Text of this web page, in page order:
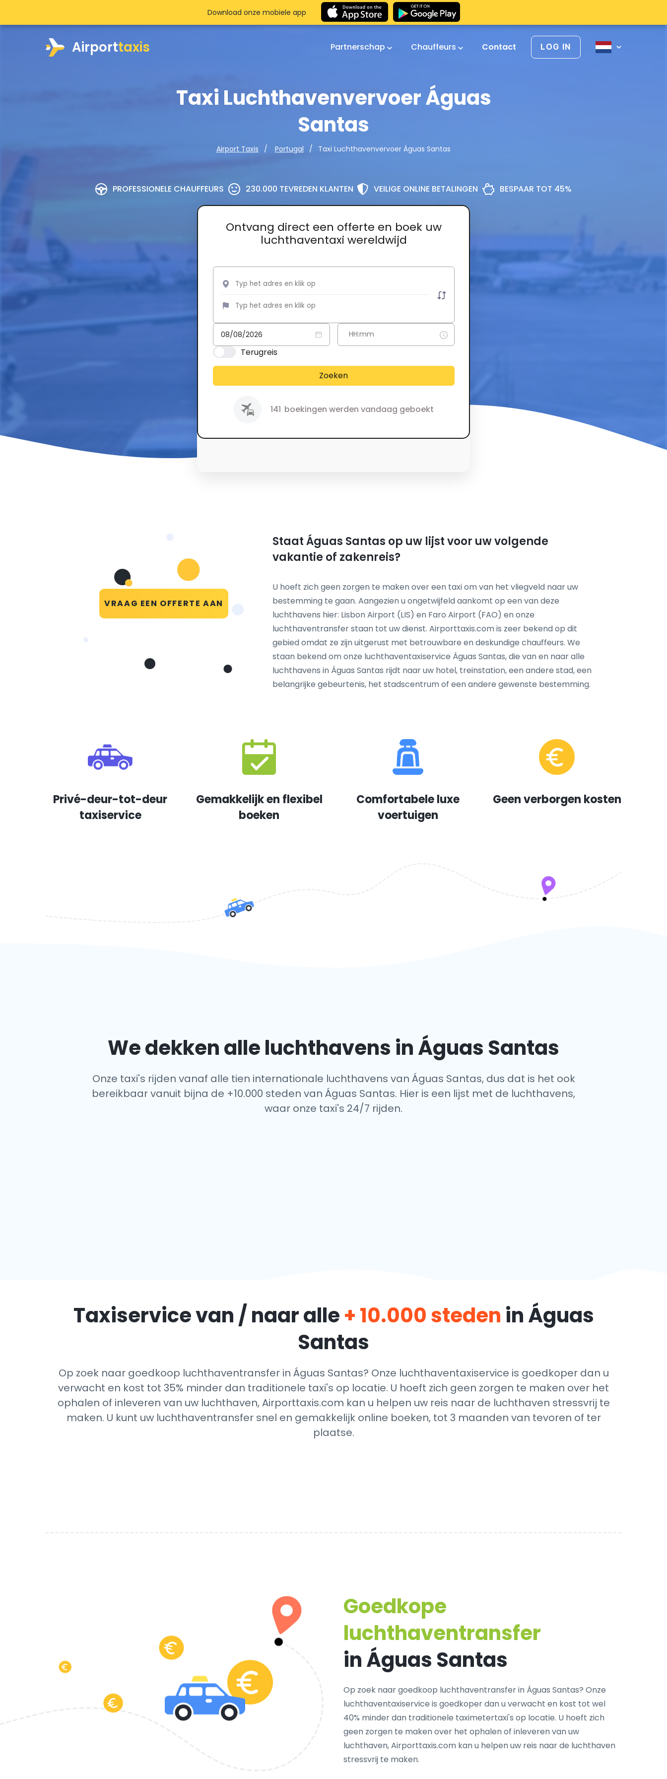
Airporttaxis Partnerschap Chauffeurs Contact LOG IN
Taxi Luchthavenvervoer Águas
Santas
Airport Taxis Portugal Taxi Luchthavenvervoer Águas Santas
PROFESSIONELE CHAUFFEURS 230.000 TEVREDEN KLANTEN VEILIGE ONLINE BETALINGEN BESPAAR TOT 45%
Ontvang direct een offerte en boek uw
luchthaventaxi wereldwijd
Terugreis
Zoeken
141 boekingen werden vandaag geboekt
Download onze mobiele app
VRAAG EEN OFFERTE AAN
Staat Águas Santas op uw lijst voor uw volgende
vakantie of zakenreis?
U hoeft zich geen zorgen te maken over een taxi om van het vliegveld naar uw
bestemming te gaan. Aangezien u ongetwijfeld aankomt op een van deze
luchthavens hier: Lisbon Airport (LIS) en Faro Airport (FAO) en onze
luchthaventransfer staan tot uw dienst. Airporttaxis.com is zeer bekend op dit
gebied omdat ze zijn uitgerust met betrouwbare en deskundige chauffeurs. We
staan bekend om onze luchthaventaxiservice Águas Santas, die van en naar alle
luchthavens in Águas Santas rijdt naar uw hotel, treinstation, een andere stad, een
belangrijke gebeurtenis, het stadscentrum of een andere gewenste bestemming.
Privé-deur-tot-deur
taxiservice
Gemakkelijk en flexibel
boeken
Comfortabele luxe
voertuigen
Geen verborgen kosten
We dekken alle luchthavens in Águas Santas
Onze taxi's rijden vanaf alle tien internationale luchthavens van Águas Santas, dus dat is het ook
bereikbaar vanuit bijna de +10.000 steden van Águas Santas. Hier is een lijst met de luchthavens,
waar onze taxi's 24/7 rijden.
Taxiservice van / naar alle+ 10.000 steden in Águas
Santas
Op zoek naar goedkoop luchthaventransfer in Águas Santas? Onze luchthaventaxiservice is goedkoper dan u
verwacht en kost tot 35% minder dan traditionele taxi's op locatie. U hoeft zich geen zorgen te maken over het
ophalen of inleveren van uw luchthaven, Airporttaxis.com kan u helpen uw reis naar de luchthaven stressvrij te
maken. U kunt uw luchthaventransfer snel en gemakkelijk online boeken, tot 3 maanden van tevoren of ter
plaatse.
Goedkope
luchthaventransfer
in Águas Santas
Op zoek naar goedkoop luchthaventransfer in Águas Santas? Onze
luchthaventaxiservice is goedkoper dan u verwacht en kost tot wel
40% minder dan traditionele taximetertaxi's op locatie. U hoeft zich
geen zorgen te maken over het ophalen of inleveren van uw
luchthaven, Airporttaxis.com kan u helpen uw reis naar de luchthaven
stressvrij te maken.